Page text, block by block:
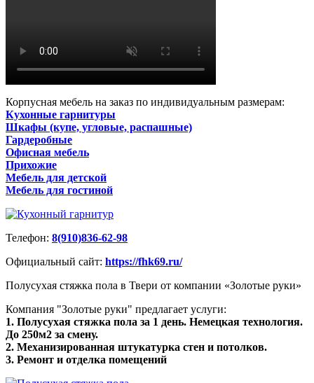
Корпусная мебель на заказ по индивидуальным размерам:
Кухонные гарнитуры
Шкафы (купе, угловые, распашные)
Гардеробные
Офисная мебель
Прихожие
Мебель для детской
Мебель для гостиной
Телефон: 8(910)836-62-98
Официальный сайт: https://fhk69.ru/
Полусухая стяжка пола в Твери от компании «Золотые руки»
Компания "Золотые руки" предлагает услуги:
1. Полусухая стяжка пола за 1 день. Немецкая технология.
До 250м2 за смену.
2. Механизированная штукатурка стен и потолков.
3. Ремонт и отделка помещений